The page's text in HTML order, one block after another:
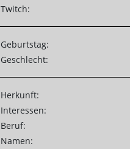
Twitch:
Geburtstag:
Geschlecht:
Herkunft:
Interessen:
Beruf:
Namen: